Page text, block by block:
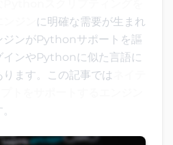
に明確な需要が生まれ
ジンがPythonサポートを謳
インやPythonに似た言語に
ます。この記事では